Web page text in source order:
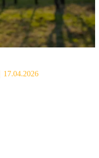
17.04.2026